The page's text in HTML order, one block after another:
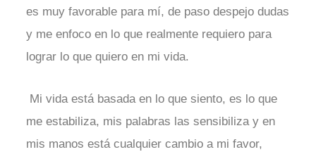
es muy favorable para mí, de paso despejo dudas
y me enfoco en lo que realmente requiero para
lograr lo que quiero en mi vida.
Mi vida está basada en lo que siento, es lo que
me estabiliza, mis palabras las sensibiliza y en
mis manos está cualquier cambio a mi favor,